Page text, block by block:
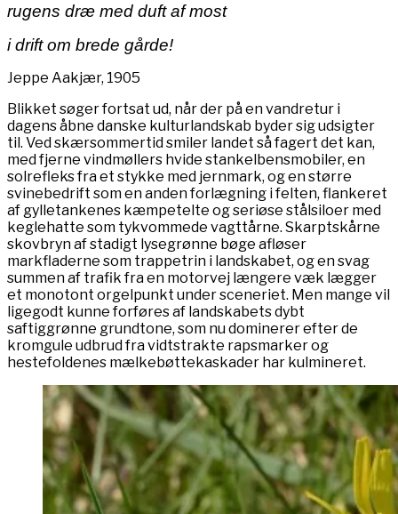
rugens dræ med duft af most
i drift om brede gårde!
Jeppe Aakjær, 1905
Blikket søger fortsat ud, når der på en vandretur i
dagens åbne danske kulturlandskab byder sig udsigter
til. Ved skærsommertid smiler landet så fagert det kan,
med fjerne vindmøllers hvide stankelbensmobiler, en
solrefleks fra et stykke med jernmark, og en større
svinebedrift som en anden forlægning i felten, flankeret
af gylletankenes kæmpetelte og seriøse stålsiloer med
keglehatte som tykvommede vagttårne. Skarptskårne
skovbryn af stadigt lysegrønne bøge afløser
markfladerne som trappetrin i landskabet, og en svag
summen af trafik fra en motorvej længere væk lægger
et monotont orgelpunkt under sceneriet. Men mange vil
ligegodt kunne forføres af landskabets dybt
saftiggrønne grundtone, som nu dominerer efter de
kromgule udbrud fra vidtstrakte rapsmarker og
hestefoldenes mælkebøttekaskader har kulmineret.